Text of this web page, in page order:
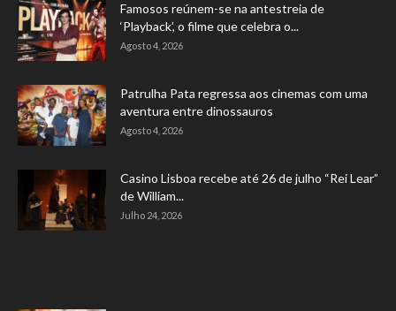
Famosos reúnem-se na antestreia de
‘Playback’, o filme que celebra o...
Agosto 4, 2026
Patrulha Pata regressa aos cinemas com uma
aventura entre dinossauros
Agosto 4, 2026
Casino Lisboa recebe até 26 de julho “Rei Lear”
de William...
Julho 24, 2026